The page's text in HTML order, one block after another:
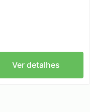
Ver detalhes